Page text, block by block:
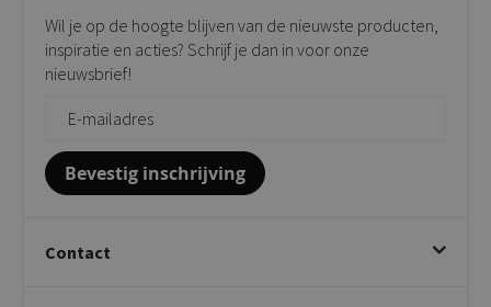
Bijzettafels
Onderhoudsproducten
Vloerbescherming
Giftcards
Wil je op de hoogte blijven van de nieuwste producten,
inspiratie en acties? Schrijf je dan in voor onze
nieuwsbrief!
Bevestig inschrijving
Contact